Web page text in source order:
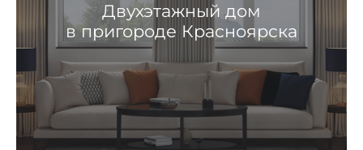
Двухэтажный дом
в пригороде Красноярска